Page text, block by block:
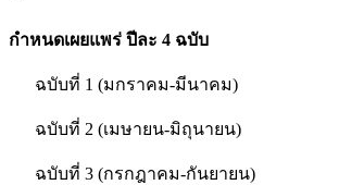
กำหนดเผยแพร่ ปีละ 4 ฉบับ
ฉบับที่ 1 (มกราคม-มีนาคม)
ฉบับที่ 2 (เมษายน-มิถุนายน)
ฉบับที่ 3 (กรกฎาคม-กันยายน)